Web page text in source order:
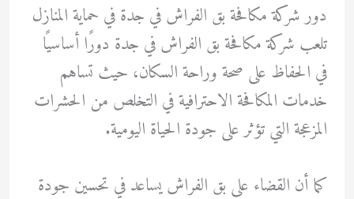
دور شركة مكافحة بق الفراش في جدة في حماية المنازل
تلعب شركة مكافحة بق الفراش في جدة دورًا أساسيًا
في الحفاظ على صحة وراحة السكان، حيث تساهم
خدمات المكافحة الاحترافية في التخلص من الحشرات
المزعجة التي تؤثر على جودة الحياة اليومية.
كما أن القضاء على بق الفراش يساعد في تحسين جودة